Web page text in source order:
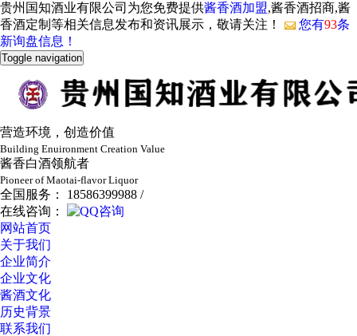
贵州国知酒业有限公司为您免费提供酱香酒加盟,酱香酒招商,酱
香酒定制等相关信息发布和资讯展示，敬请关注！
您有93条
新询盘信息！
Toggle navigation
营造环境，创造价值
Building Enuironment Creation Value
酱香白酒领航者
Pioneer of Maotai-flavor Liquor
全国服务： 18586399988 /
在线咨询：
网站首页
关于我们
企业简介
企业文化
酱酒文化
历史背景
联系我们